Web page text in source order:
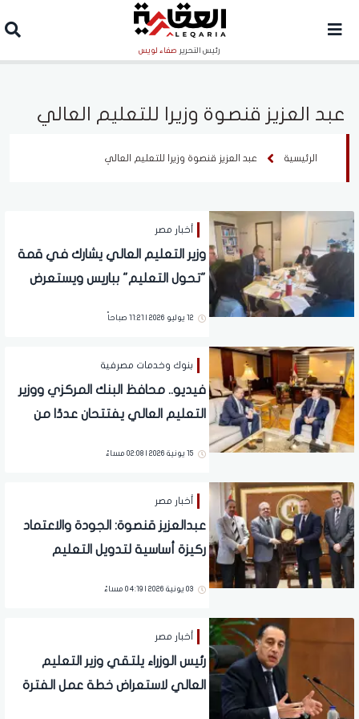
رئيس التحرير صفاء لويس
عبد العزيز قنصوة وزيرا للتعليم العالي
الرئيسية عبد العزيز قنصوة وزيرا للتعليم العالي
أخبار مصر
وزير التعليم العالي يشارك في قمة
"تحول التعليم" بباريس ويستعرض
12 يوليو 2026 | 11:21 صباحاً
بنوك وخدمات مصرفية
فيديو.. محافظ البنك المركزي ووزير
التعليم العالي يفتتحان عددًا من
للأورام
15 يونية 2026 | 02:08 مساءً
أخبار مصر
عبدالعزيز قنصوة: الجودة والاعتماد
ركيزة أساسية لتدويل التعليم
03 يونية 2026 | 04:19 مساءً
أخبار مصر
رئيس الوزراء يلتقي وزير التعليم
العالي لاستعراض خطة عمل الفترة